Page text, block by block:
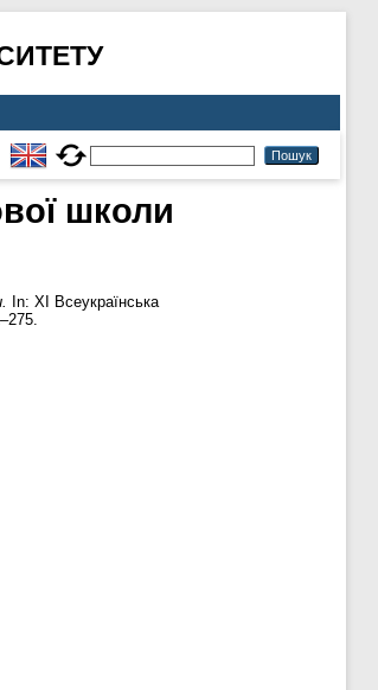
школи
In: XІ Всеукраїнська